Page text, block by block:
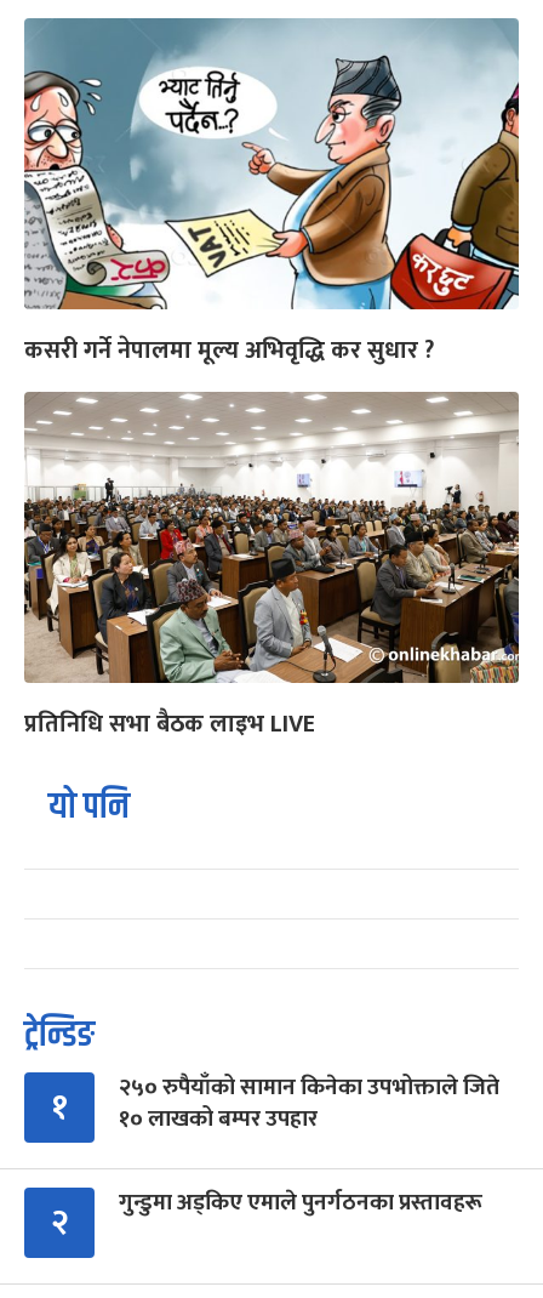
कसरी गर्ने नेपालमा मूल्य अभिवृद्धि कर सुधार ?
प्रतिनिधि सभा बैठक लाइभ LIVE
यो पनि
ट्रेन्डिङ
१
२५० रुपैयाँको सामान किनेका उपभोक्ताले जिते
१० लाखको बम्पर उपहार
२ गुन्डुमा अड्किए एमाले पुनर्गठनका प्रस्तावहरू